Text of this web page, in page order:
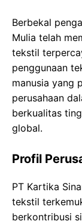
Berbekal
Mulia telah
tekstil
penggunaan
manusia yang
perusahaan
berkualitas
global.
Profil
PT Kartika
tekstil
berkontribusi